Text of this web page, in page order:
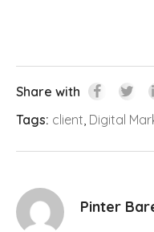
Share with
Tags: client, Digital
Pinter